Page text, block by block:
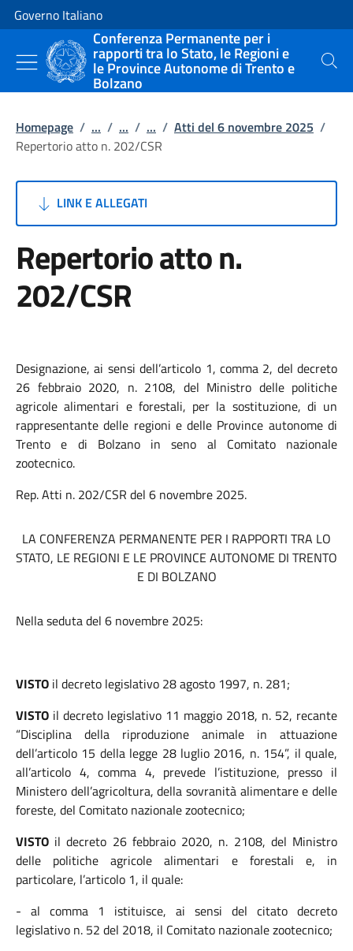
Vai al contenuto
Vai alla navigazione del sito
Governo Italiano
Conferenza Permanente per i
rapporti tra lo Stato, le Regioni e
le Province Autonome di Trento e
Bolzano
Cerca
Homepage / ... / ... / ... / Atti del 6 novembre 2025 /
Repertorio atto n. 202/CSR
LINK E ALLEGATI
Repertorio atto n.
202/CSR
Designazione, ai sensi dell’articolo 1, comma 2, del decreto
26 febbraio 2020, n. 2108, del Ministro delle politiche
agricole alimentari e forestali, per la sostituzione, di un
rappresentante delle regioni e delle Province autonome di
Trento e di Bolzano in seno al Comitato nazionale
zootecnico.
Rep. Atti n. 202/CSR del 6 novembre 2025.
LA CONFERENZA PERMANENTE PER I RAPPORTI TRA LO
STATO, LE REGIONI E LE PROVINCE AUTONOME DI TRENTO
E DI BOLZANO
Nella seduta del 6 novembre 2025:
VISTO il decreto legislativo 28 agosto 1997, n. 281;
VISTO il decreto legislativo 11 maggio 2018, n. 52, recante
“Disciplina della riproduzione animale in attuazione
dell’articolo 15 della legge 28 luglio 2016, n. 154”, il quale,
all’articolo 4, comma 4, prevede l’istituzione, presso il
Ministero dell’agricoltura, della sovranità alimentare e delle
foreste, del Comitato nazionale zootecnico;
VISTO il decreto 26 febbraio 2020, n. 2108, del Ministro
delle politiche agricole alimentari e forestali e, in
particolare, l’articolo 1, il quale:
- al comma 1 istituisce, ai sensi del citato decreto
legislativo n. 52 del 2018, il Comitato nazionale zootecnico;